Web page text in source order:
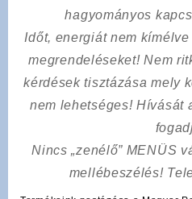
hagyományos
Időt, energiát nem
megrendeléseket! Nem
kérdések tisztázása mely
nem lehetséges! Hívását
Nincs „zenélő” MENÜS
mellébeszélés!